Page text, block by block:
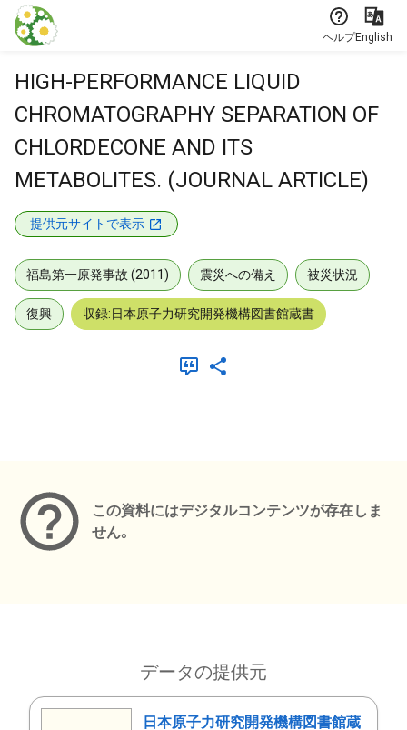
本文に飛ぶ
ヘルプEnglish
HIGH-PERFORMANCE LIQUID
CHROMATOGRAPHY SEPARATION OF
CHLORDECONE AND ITS
METABOLITES. (JOURNAL ARTICLE)
提供元サイトで表示
福島第一原発事故 (2011) 震災への備え 被災状況
復興 収録:日本原子力研究開発機構図書館蔵書
この資料にはデジタルコンテンツが存在しま
せん。
データの提供元
日本原子力研究開発機構図書館蔵